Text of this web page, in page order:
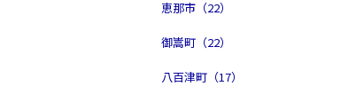
恵那市（22）
御嵩町（22）
八百津町（17）